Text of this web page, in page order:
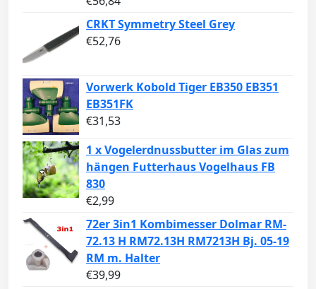
CRKT Symmetry Steel Grey
€52,76
Vorwerk Kobold Tiger EB350 EB351
EB351FK
€31,53
1 x Vogelerdnussbutter im Glas zum
hängen Futterhaus Vogelhaus FB
830
€2,99
72er 3in1 Kombimesser Dolmar RM-
72.13 H RM72.13H RM7213H Bj. 05-19
RM m. Halter
€39,99